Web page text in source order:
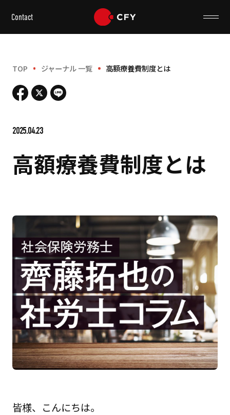
Contact
TOP ジャーナル 一覧 高額療養費制度とは
2025.04.23
高額療養費制度とは
皆様、こんにちは。